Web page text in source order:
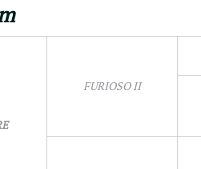
FURIOSO II